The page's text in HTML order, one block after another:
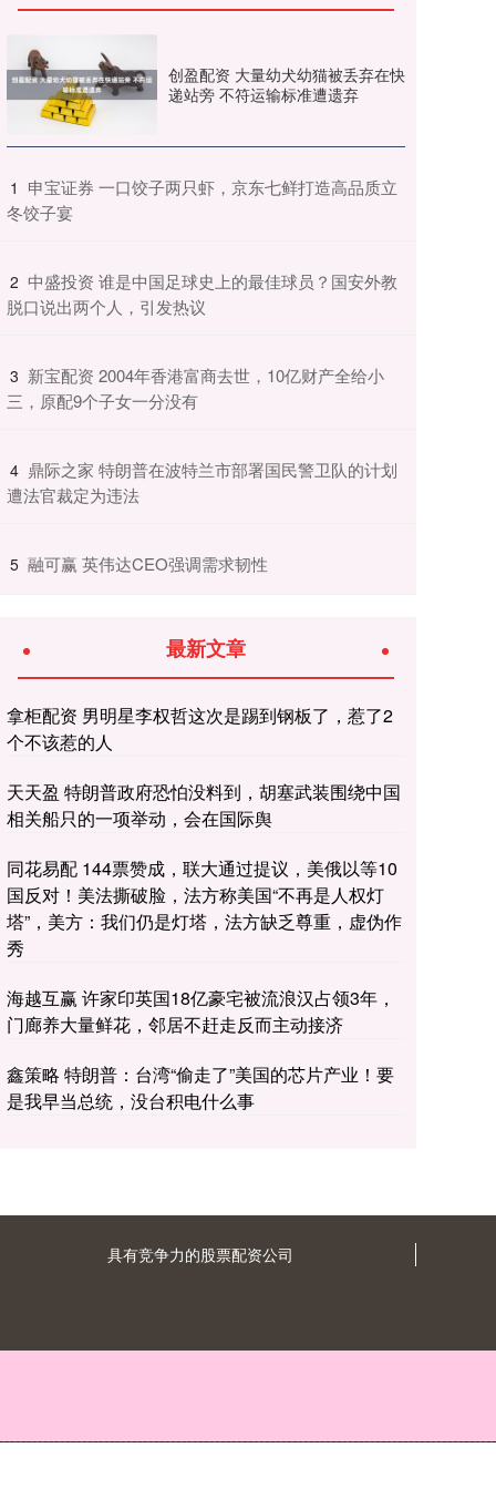
创盈配资 大量幼犬幼猫被丢弃在快
递站旁 不符运输标准遭遗弃
1 ​申宝证券 一口饺子两只虾，京东七鲜打造高品质立
冬饺子宴
2 ​中盛投资 谁是中国足球史上的最佳球员？国安外教
脱口说出两个人，引发热议
3 ​新宝配资 2004年香港富商去世，10亿财产全给小
三，原配9个子女一分没有
4 ​鼎际之家 特朗普在波特兰市部署国民警卫队的计划
遭法官裁定为违法
5 ​融可赢 英伟达CEO强调需求韧性
最新文章
拿柜配资 男明星李权哲这次是踢到钢板了，惹了2
个不该惹的人
天天盈 特朗普政府恐怕没料到，胡塞武装围绕中国
相关船只的一项举动，会在国际舆
同花易配 144票赞成，联大通过提议，美俄以等10
国反对！美法撕破脸，法方称美国“不再是人权灯
塔”，美方：我们仍是灯塔，法方缺乏尊重，虚伪作
秀
海越互赢 许家印英国18亿豪宅被流浪汉占领3年，
门廊养大量鲜花，邻居不赶走反而主动接济
鑫策略 特朗普：台湾“偷走了”美国的芯片产业！要
是我早当总统，没台积电什么事
具有竞争力的股票配资公司